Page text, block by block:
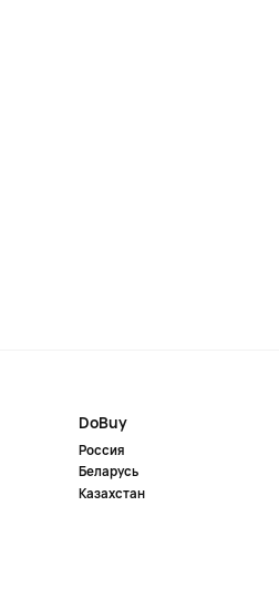
DoBuy
Россия
Беларусь
Казахстан